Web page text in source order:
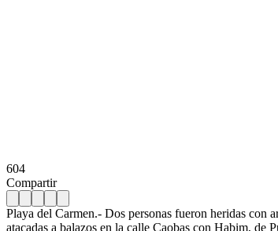
604
Compartir
Playa del Carmen.- Dos personas fueron heridas con
atacadas a balazos en la calle Caobas con Habim, de